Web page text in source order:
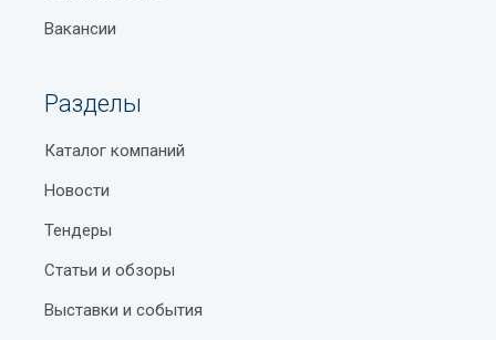
Вакансии
Разделы
Каталог компаний
Новости
Тендеры
Статьи и обзоры
Выставки и события